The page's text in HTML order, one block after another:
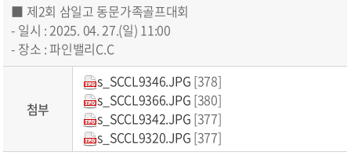
■ 제2회 삼일고 동문가족골프대회
- 일시 : 2025. 04. 27.(일) 11:00
- 장소 : 파인밸리C.C
첨부
s_SCCL9346.JPG [378]
s_SCCL9366.JPG [380]
s_SCCL9342.JPG [377]
s_SCCL9320.JPG [377]